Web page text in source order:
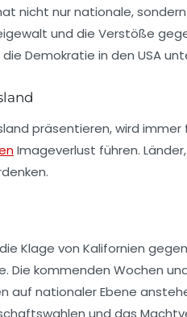
nicht nur nationale,
und die Verstöße
Demokratie in den USA
präsentieren, wird
Imageverlust führen.
Klage von Kalifornien
Die kommenden Wochen
auf nationaler Ebene
und das